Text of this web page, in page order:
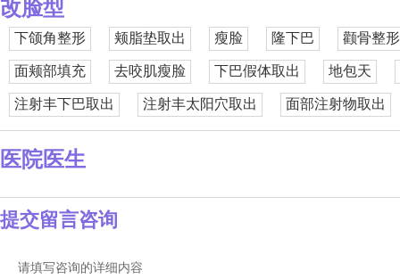
改脸型
下颌角整形 颊脂垫取出 瘦脸 隆下巴 颧骨整形
面颊部填充 去咬肌瘦脸 下巴假体取出 地包天
注射丰下巴取出 注射丰太阳穴取出 面部注射物取出
医院医生
提交留言咨询
请填写咨询的详细内容